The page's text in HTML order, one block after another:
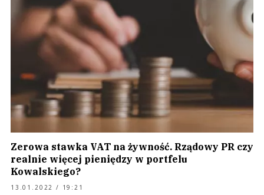
Zerowa stawka VAT na żywność. Rządowy PR czy
realnie więcej pieniędzy w portfelu
Kowalskiego?
13.01.2022 / 19:21